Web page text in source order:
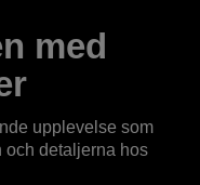
med
upplevelse som
och detaljerna hos